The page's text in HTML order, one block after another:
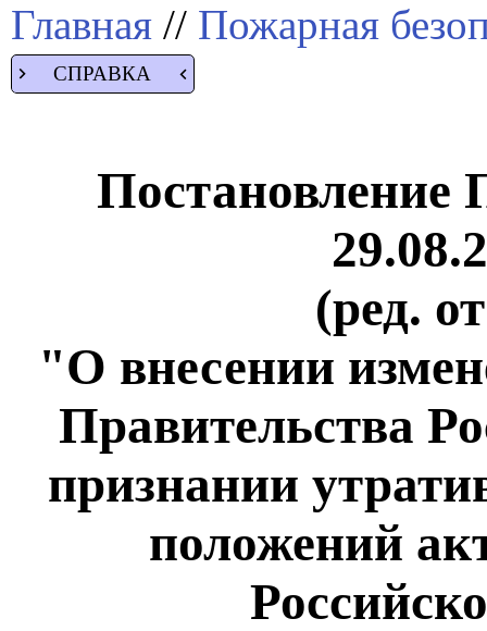
Главная // Пожарная
СПРАВКА
Постановление
(ред.
"О внесении
Правительства
признании
положений